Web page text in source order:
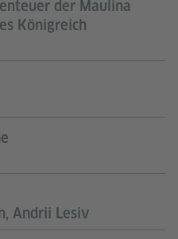
der Maulina
Königreich
Andrii Lesiv